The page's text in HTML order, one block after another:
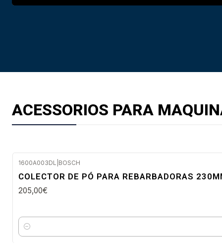
ACESSORIOS PARA
1600A003DL BOSCH
COLECTOR DE PÓ PARA REBARBADORAS
205,00€
Quantidade